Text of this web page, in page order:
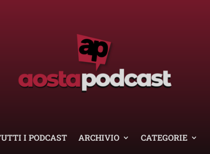
I PODCAST ARCHIVIO CATEGORIE